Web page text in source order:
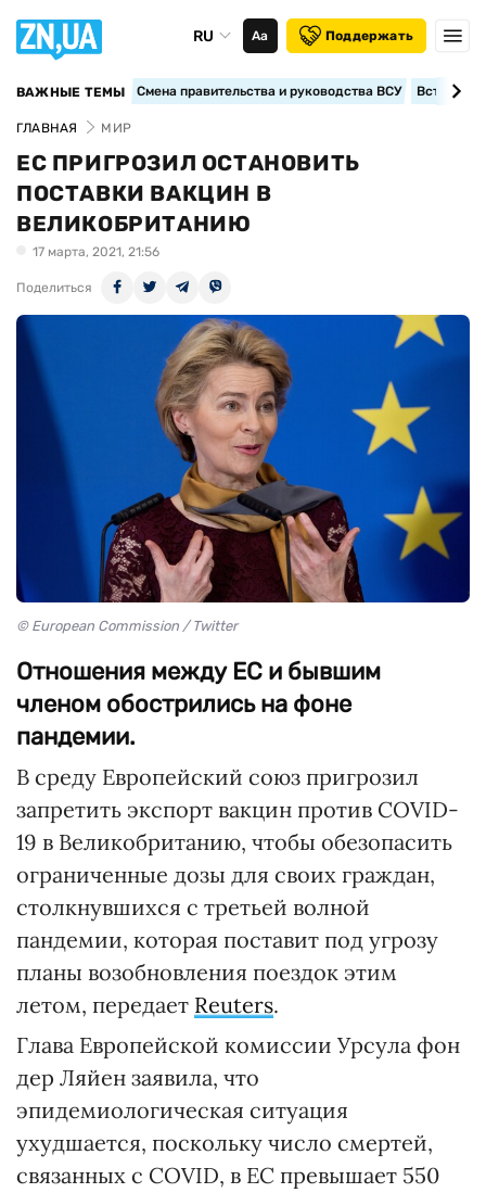
RU Аа Поддержать
ВАЖНЫЕ ТЕМЫ Смена правительства и руководства ВСУ
ГЛАВНАЯ МИР
ЕС ПРИГРОЗИЛ ОСТАНОВИТЬ
ПОСТАВКИ ВАКЦИН В
ВЕЛИКОБРИТАНИЮ
17 марта, 2021, 21:56
Поделиться
© European Commission / Twitter
Отношения между ЕС и бывшим
членом обострились на фоне
пандемии.
В среду Европейский союз пригрозил
запретить экспорт вакцин против COVID-
19 в Великобританию, чтобы обезопасить
ограниченные дозы для своих граждан,
столкнувшихся с третьей волной
пандемии, которая поставит под угрозу
планы возобновления поездок этим
летом, передает Reuters.
Глава Европейской комиссии Урсула фон
дер Ляйен заявила, что
эпидемиологическая ситуация
ухудшается, поскольку число смертей,
связанных с COVID, в ЕС превышает 550